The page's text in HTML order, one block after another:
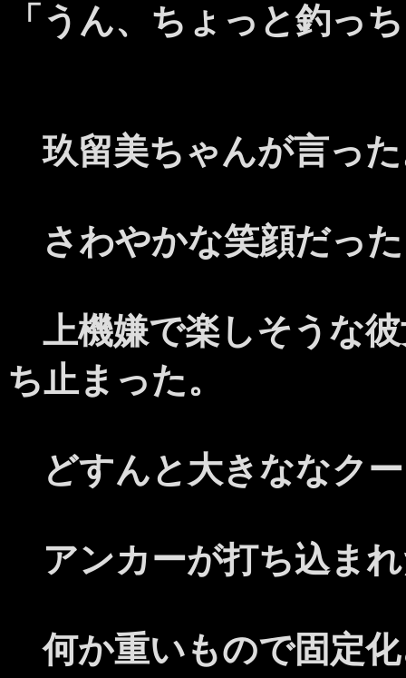
「うん、ちょっと釣っ
玖留美ちゃんが言っ
さわやかな笑顔だっ
上機嫌で楽しそうな
ち止まった。
どすんと大きななク
アンカーが打ち込ま
何か重いもので固定